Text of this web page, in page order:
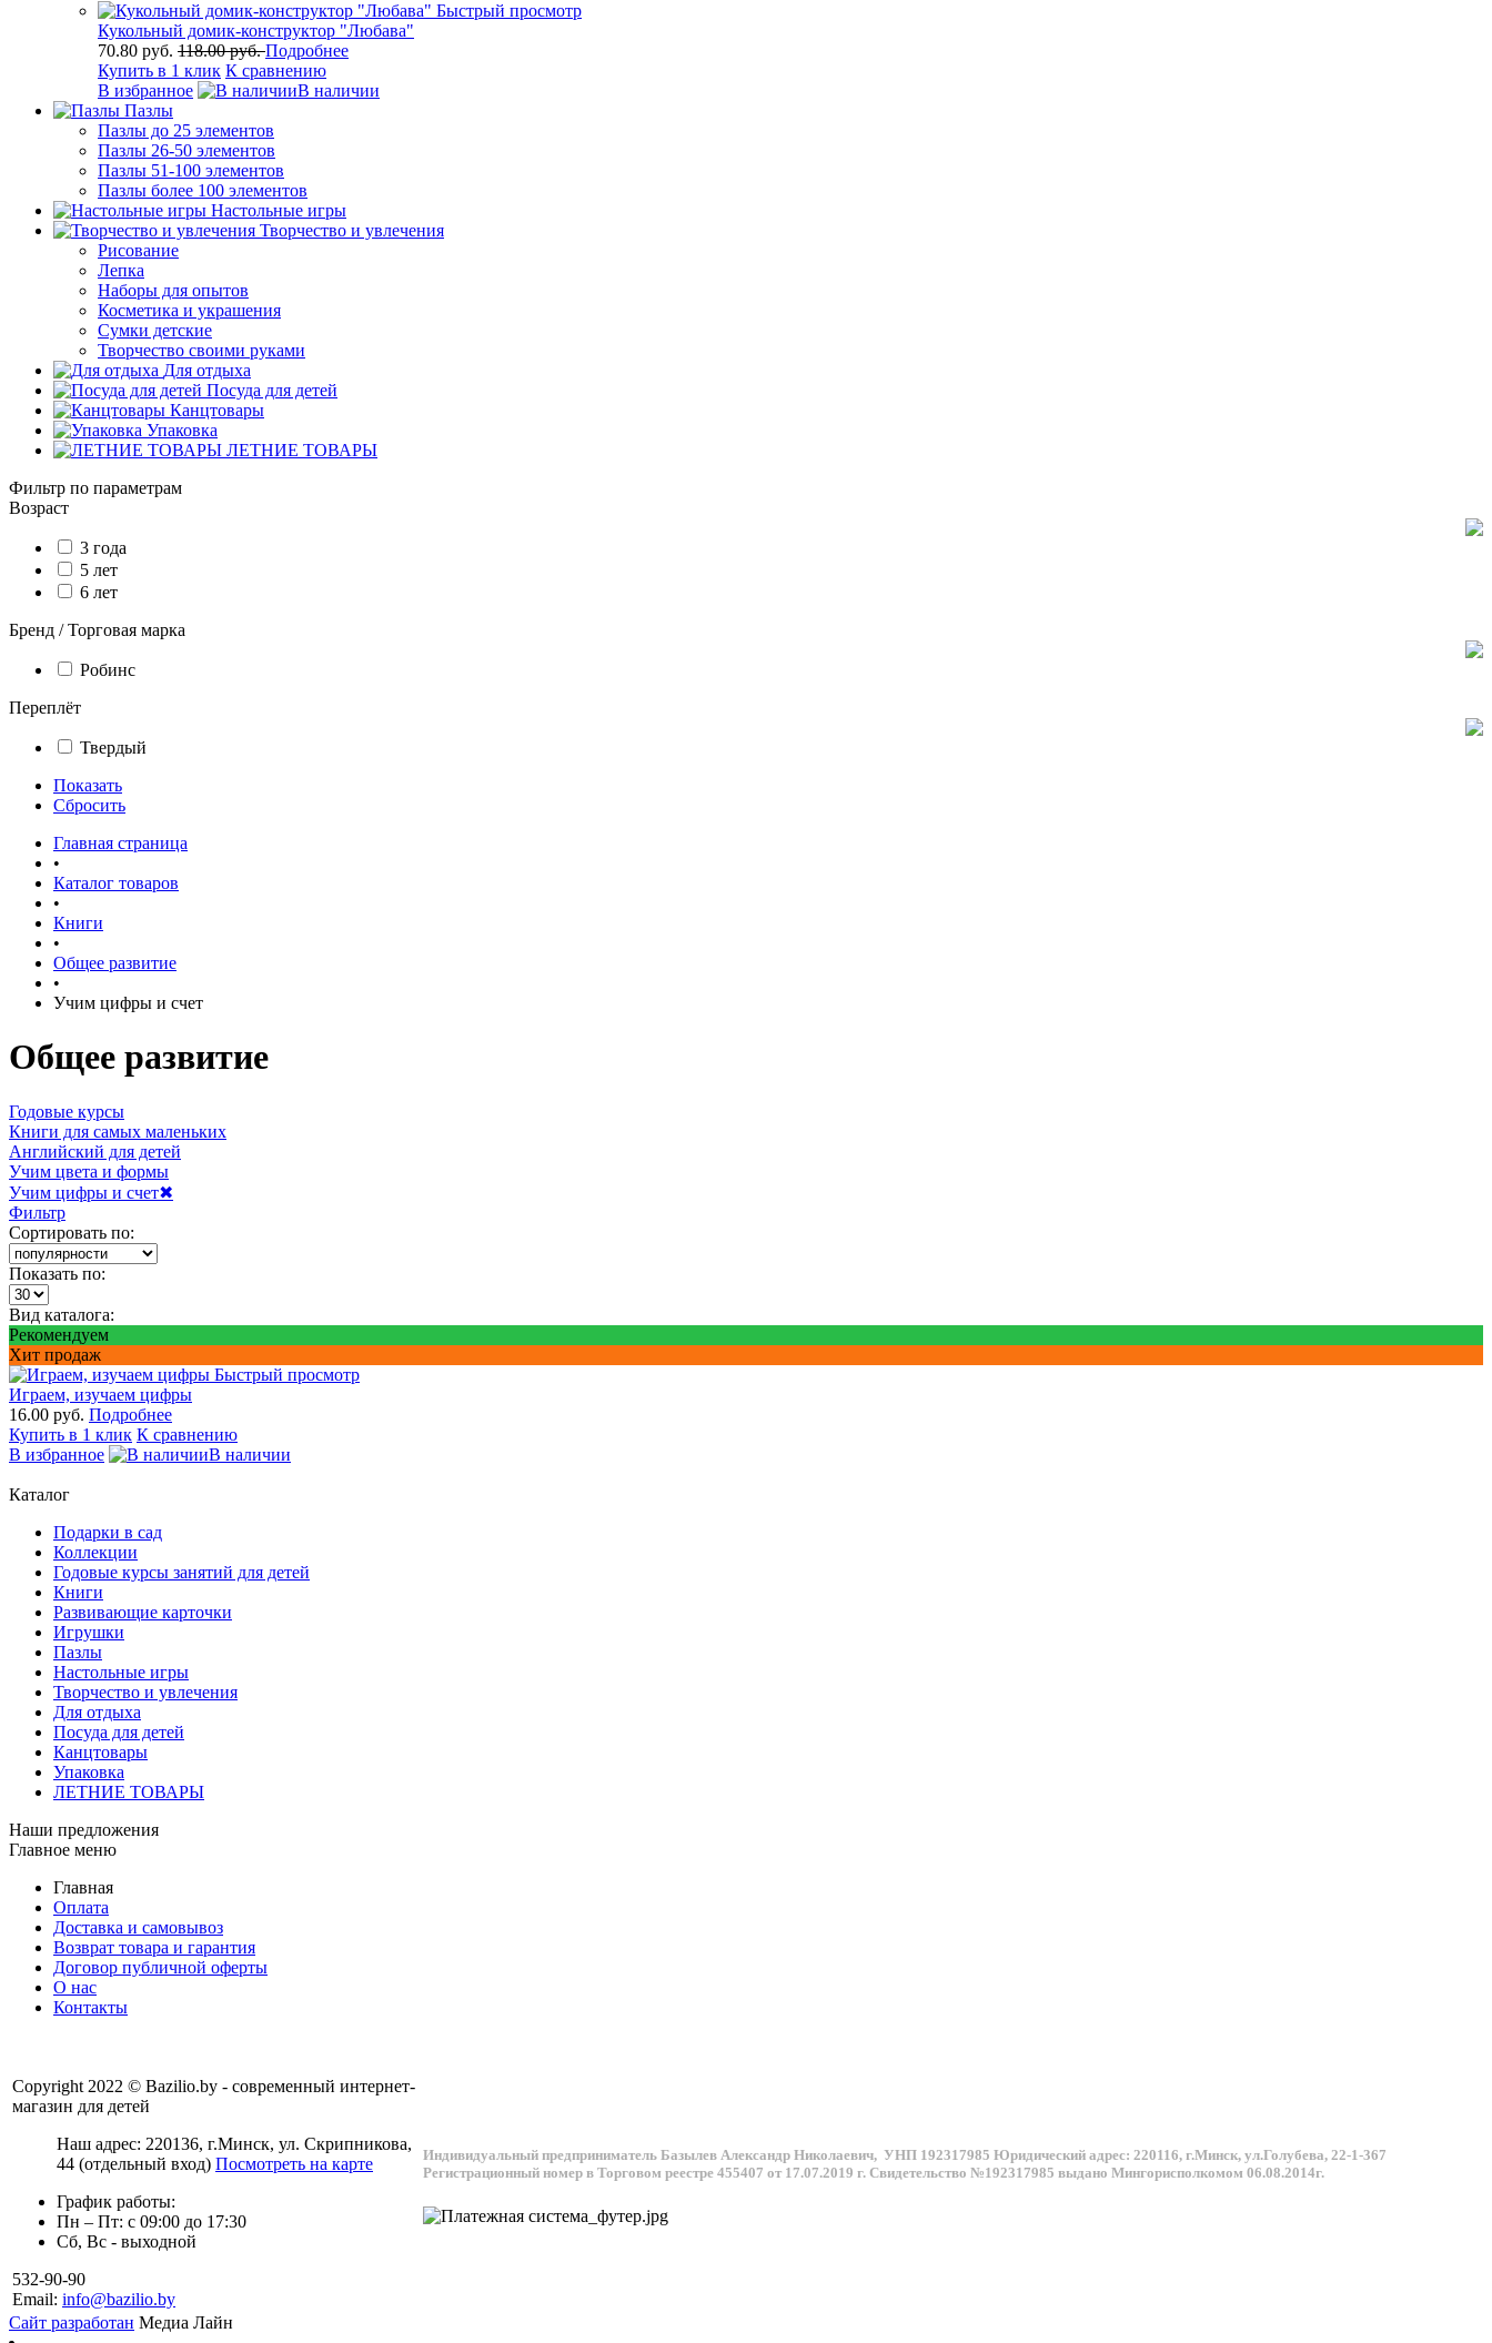
Быстрый просмотр
Кукольный домик-конструктор "Любава"
70.80 руб. 118.00 руб.Подробнее
Купить в 1 клик К сравнению
В избранное
В наличии
Пазлы
Пазлы до 25 элементов
Пазлы 26-50 элементов
Пазлы 51-100 элементов
Пазлы более 100 элементов
Настольные игры
Творчество и увлечения
Рисование
Лепка
Наборы для опытов
Косметика и украшения
Сумки детские
Творчество своими руками
Для отдыха
Посуда для детей
Канцтовары
Упаковка
ЛЕТНИЕ ТОВАРЫ
Фильтр по параметрам
Возраст
3 года
5 лет
6 лет
Бренд / Торговая марка
Робинс
Переплёт
Твердый
Показать
Сбросить
Главная страница
•
Каталог товаров
•
Книги
•
Общее развитие
•
Учим цифры и счет
Общее развитие
Годовые курсы
Книги для самых маленьких
Английский для детей
Учим цвета и формы
Учим цифры и счет✖
Фильтр
Сортировать по:
Показать по:
Вид каталога:
Рекомендуем
Хит продаж
Быстрый просмотр
Играем, изучаем цифры
16.00 руб. Подробнее
Купить в 1 клик К сравнению
В избранное
В наличии
Каталог
Подарки в сад
Коллекции
Годовые курсы занятий для детей
Книги
Развивающие карточки
Игрушки
Пазлы
Настольные игры
Творчество и увлечения
Для отдыха
Посуда для детей
Канцтовары
Упаковка
ЛЕТНИЕ ТОВАРЫ
Наши предложения
Главное меню
Главная
Оплата
Доставка и самовывоз
Возврат товара и гарантия
Договор публичной оферты
О нас
Контакты
Copyright 2022 © Bazilio.by - современный интернет-
магазин для детей
Наш адрес: 220136, г.Минск, ул. Скрипникова,
44 (отдельный вход) Посмотреть на карте
График работы:
Пн – Пт: с 09:00 до 17:30
Сб, Вс - выходной
532-90-90
Email: info@bazilio.by
Индивидуальный предприниматель Базылев Александр Николаевич, УНП 192317985 Юридический адрес: 220116, г.Минск, ул.Голубева, 22-1-367
Регистрационный номер в Торговом реестре 455407 от 17.07.2019 г. Свидетельство №192317985 выдано Мингорисполкомом 06.08.2014г.
Сайт разработан Медиа Лайн